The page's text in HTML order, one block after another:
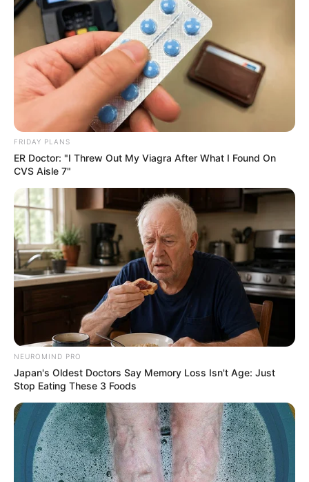
FRIDAY PLANS
ER Doctor: "I Threw Out My Viagra After What I Found On
CVS Aisle 7"
NEUROMIND PRO
Japan's Oldest Doctors Say Memory Loss Isn't Age: Just
Stop Eating These 3 Foods